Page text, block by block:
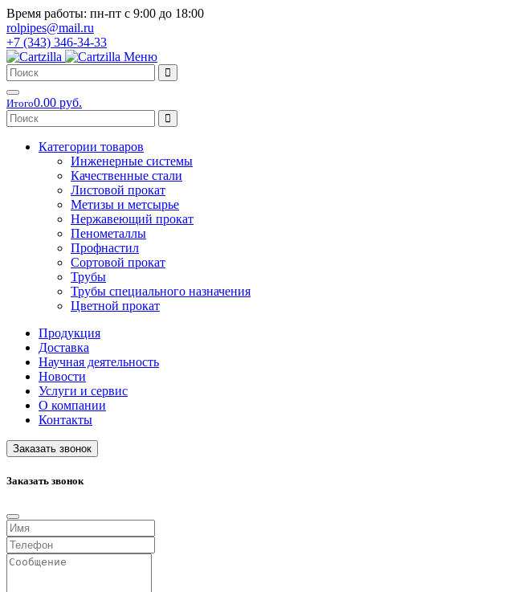
Время работы: пн-пт с 9:00 до 18:00
rolpipes@mail.ru
+7 (343) 346-34-33
Меню
Итого0.00 руб.
Категории товаров
Инженерные системы
Качественные стали
Листовой прокат
Метизы и метсырье
Нержавеющий прокат
Пенометаллы
Профнастил
Сортовой прокат
Трубы
Трубы специального назначения
Цветной прокат
Продукция
Доставка
Научная деятельность
Новости
Услуги и сервис
О компании
Контакты
Заказать звонок
Заказать звонок